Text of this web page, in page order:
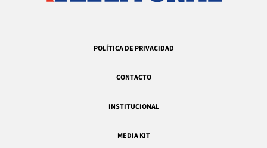
POLÍTICA DE PRIVACIDAD
CONTACTO
INSTITUCIONAL
MEDIA KIT